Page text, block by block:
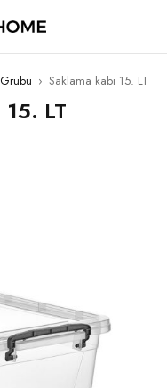
› Saklama kabı 15. LT
15. LT